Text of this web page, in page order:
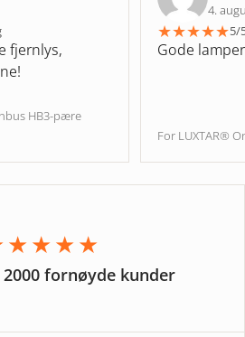
fjernlys,
HB3-pære
4.
★★★★★5/
Gode lamper
For LUXTAR®
fornøyde kunder